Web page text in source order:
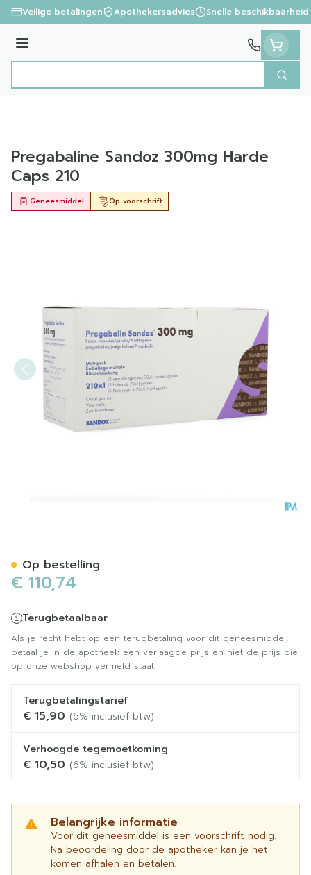
Ga naar de inhoud
Veilige betalingen Apothekersadvies Snelle beschikbaarheid
Menu
Zoek
Pregabaline Sandoz 300mg Harde
Caps 210
Op voorschrift
Geneesmiddel
€ 110,74
Terugbetaalbaar
Als je recht hebt op een terugbetaling voor dit geneesmiddel,
betaal je in de apotheek een verlaagde prijs en niet de prijs die
op onze webshop vermeld staat.
Terugbetalingstarief
€ 15,90 (6% inclusief btw)
Verhoogde tegemoetkoming
€ 10,50 (6% inclusief btw)
Belangrijke informatie
Voor dit geneesmiddel is een voorschrift nodig.
Na beoordeling door de apotheker kan je het
komen afhalen en betalen.
Op bestelling